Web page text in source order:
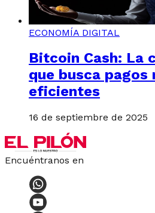
ECONOMÍA DIGITAL
Bitcoin Cash: La
que busca pagos
eficientes
16 de septiembre de 2025
Encuéntranos en